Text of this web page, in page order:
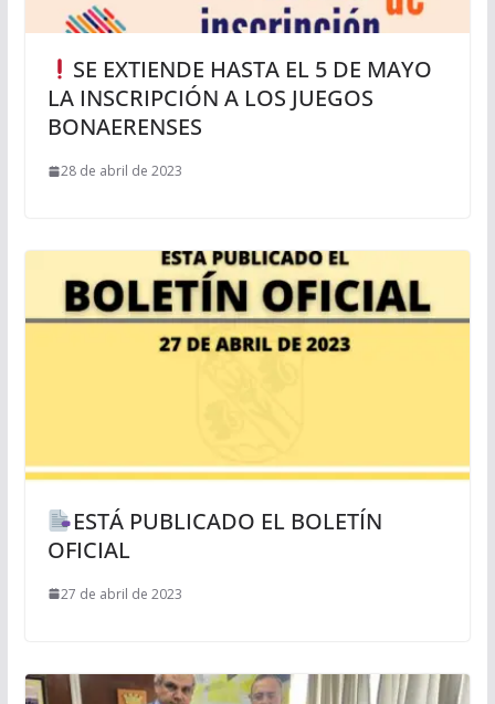
SE EXTIENDE HASTA EL 5 DE MAYO
LA INSCRIPCIÓN A LOS JUEGOS
BONAERENSES
28 de abril de 2023
ESTÁ PUBLICADO EL BOLETÍN
OFICIAL
27 de abril de 2023